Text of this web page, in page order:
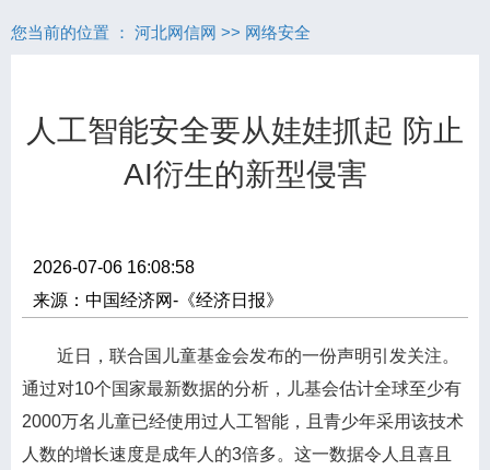
您当前的位置 ： 河北网信网 >> 网络安全
人工智能安全要从娃娃抓起 防止
AI衍生的新型侵害
2026-07-06 16:08:58
来源：中国经济网-《经济日报》
近日，联合国儿童基金会发布的一份声明引发关注。
通过对10个国家最新数据的分析，儿基会估计全球至少有
2000万名儿童已经使用过人工智能，且青少年采用该技术
人数的增长速度是成年人的3倍多。这一数据令人且喜且